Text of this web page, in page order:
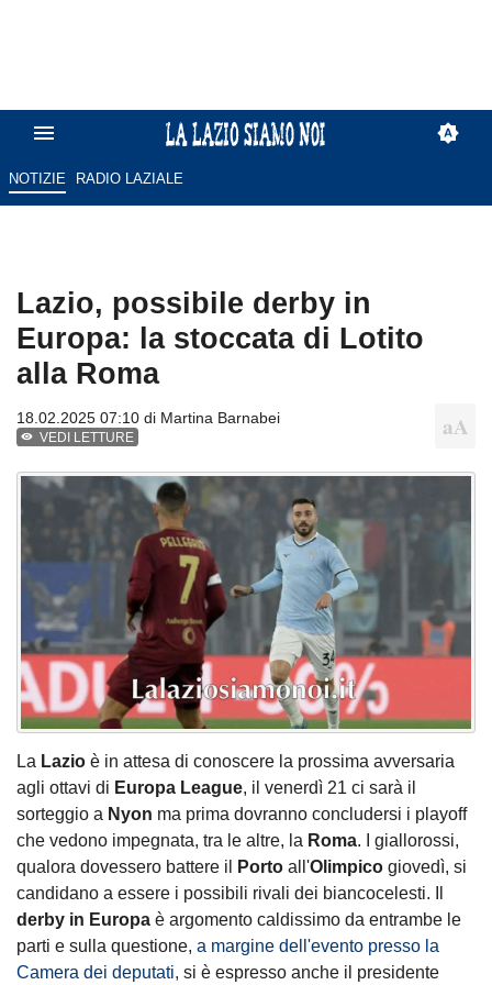
NOTIZIE RADIO LAZIALE
Lazio, possibile derby in
Europa: la stoccata di Lotito
alla Roma
18.02.2025 07:10 di Martina Barnabei
VEDI LETTURE
La Lazio è in attesa di conoscere la prossima avversaria
agli ottavi di Europa League, il venerdì 21 ci sarà il
sorteggio a Nyon ma prima dovranno concludersi i playoff
che vedono impegnata, tra le altre, la Roma. I giallorossi,
qualora dovessero battere il
Porto all'Olimpico giovedì, si
candidano a essere i possibili rivali dei biancocelesti. Il
derby in Europa è argomento caldissimo da entrambe le
parti e sulla questione, a margine dell'evento presso la
Camera dei deputati, si è espresso anche il presidente